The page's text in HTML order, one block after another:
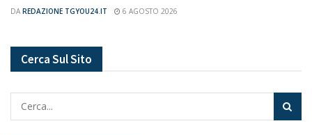
DA REDAZIONE TGYOU24.IT 6 AGOSTO 2026
Cerca Sul Sito